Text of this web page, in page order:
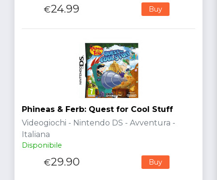
€24.99 Buy
Phineas & Ferb: Quest for Cool Stuff
Videogiochi - Nintendo DS - Avventura -
Italiana
Disponibile
€29.90 Buy